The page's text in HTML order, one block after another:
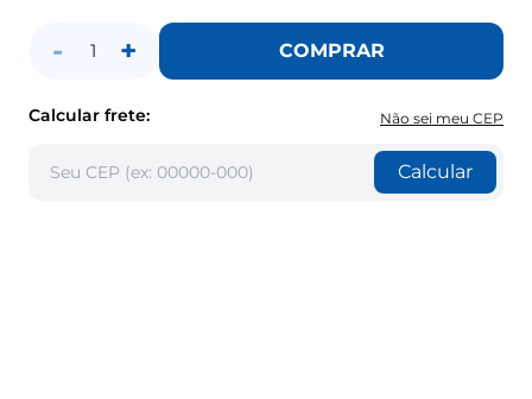
- 1 + COMPRAR
Calcular frete: Não sei meu CEP
Calcular